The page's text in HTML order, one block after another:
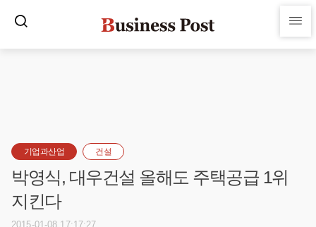
기업과산업 건설
박영식, 대우건설 올해도 주택공급 1위
지킨다
2015-01-08 17:17:27